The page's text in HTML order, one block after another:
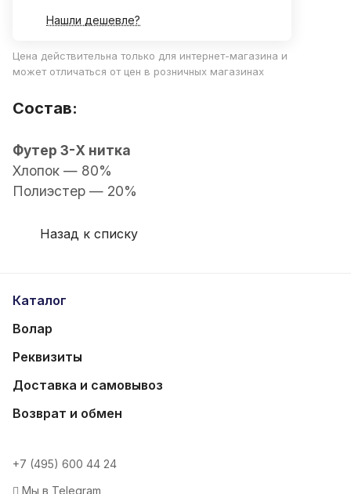
Нашли дешевле?
Цена действительна только для интернет-магазина и
может отличаться от цен в розничных магазинах
Состав:
Футер 3-Х нитка
Хлопок — 80%
Полиэстер — 20%
Назад к списку
Каталог
Волар
Реквизиты
Доставка и самовывоз
Возврат и обмен
+7 (495) 600 44 24
Мы в Telegram